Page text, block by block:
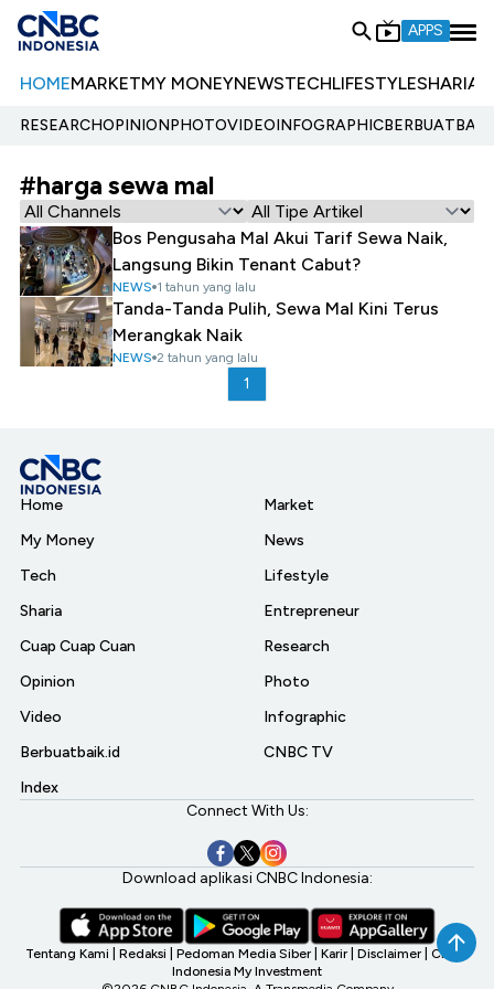
APPS
HOMEMARKETMY MONEYNEWSTECHLIFESTYLESHARIA
RESEARCHOPINIONPHOTOVIDEOINFOGRAPHIC
#harga sewa mal
Bos Pengusaha Mal Akui Tarif Sewa Naik,
Langsung Bikin Tenant Cabut?
NEWS 1 tahun yang lalu
Tanda-Tanda Pulih, Sewa Mal Kini Terus
Merangkak Naik
NEWS 2 tahun yang lalu
1
Home
My Money
Tech
Sharia
Cuap Cuap Cuan
Opinion
Video
Berbuatbaik.id
Index
Market
News
Lifestyle
Entrepreneur
Research
Photo
Infographic
CNBC TV
Connect With Us:
Download aplikasi CNBC Indonesia:
Tentang Kami Redaksi Pedoman Media Siber Karir Disclaimer CNBC
Indonesia My Investment